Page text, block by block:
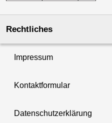
Rechtliches
Impressum
Kontaktformular
Datenschutzerklärung